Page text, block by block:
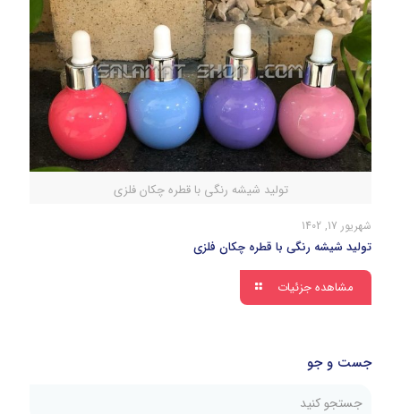
تولید شیشه رنگی با قطره چکان فلزی
شهریور 17, 1402
تولید شیشه رنگی با قطره چکان فلزی
مشاهده جزئیات
جست و جو